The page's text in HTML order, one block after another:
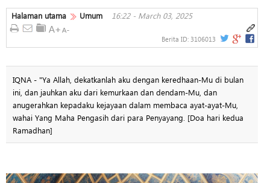
Halaman utama Umum 16:22 - March 03, 2025
Berita ID: 3106013
IQNA - "Ya Allah, dekatkanlah aku dengan keredhaan-Mu di bulan
ini, dan jauhkan aku dari kemurkaan dan dendam-Mu, dan
anugerahkan kepadaku kejayaan dalam membaca ayat-ayat-Mu,
wahai Yang Maha Pengasih dari para Penyayang. [Doa hari kedua
Ramadhan]